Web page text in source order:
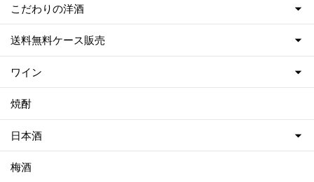
こだわりの洋酒
送料無料ケース販売
ワイン
焼酎
日本酒
梅酒